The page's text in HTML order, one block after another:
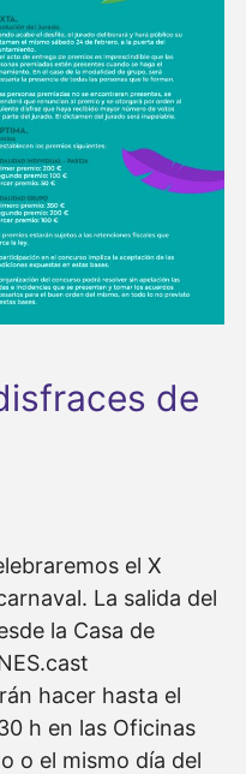
de
el X
La salida del
la Casa de
hacer hasta el
h en las Oficinas
o el mismo día del